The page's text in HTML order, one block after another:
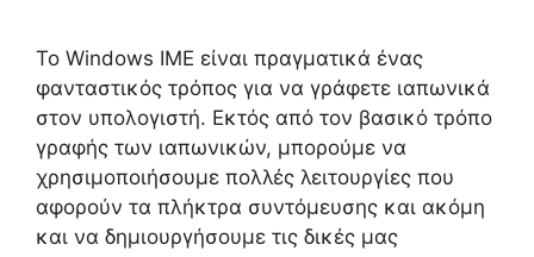
Το Windows IME είναι πραγματικά ένας
φανταστικός τρόπος για να γράφετε ιαπωνικά
στον υπολογιστή. Εκτός από τον βασικό τρόπο
γραφής των ιαπωνικών, μπορούμε να
χρησιμοποιήσουμε πολλές λειτουργίες που
αφορούν τα πλήκτρα συντόμευσης και ακόμη
και να δημιουργήσουμε τις δικές μας